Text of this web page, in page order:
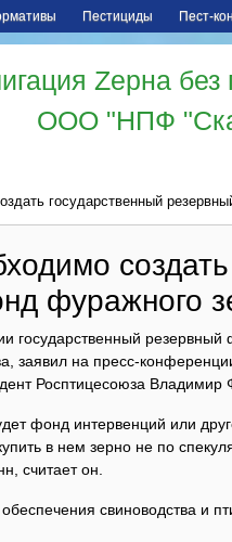
Пестициды Пест-
Zерна
ООО "НПФ
государственный
фуражного
государственный
заявил на пресс-
Росптицесоюза
фонд интервенций или
в нем зерно не по
считает он.
свиноводства и